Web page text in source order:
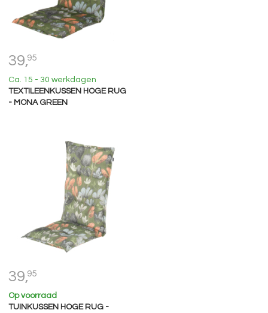
39,95
Ca. 15 - 30 werkdagen
TEXTILEENKUSSEN HOGE RUG
- MONA GREEN
39,95
Op voorraad
TUINKUSSEN HOGE RUG -